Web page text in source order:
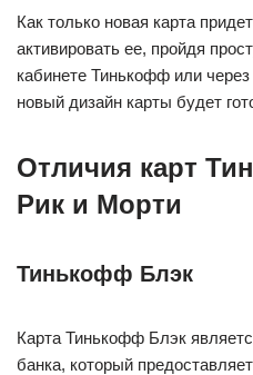
Как только новая карта
активировать ее, пройдя
кабинете Тинькофф или
новый дизайн карты будет
Отличия карт
Рик и Морти
Тинькофф Блэк
Карта Тинькофф Блэк
банка, который